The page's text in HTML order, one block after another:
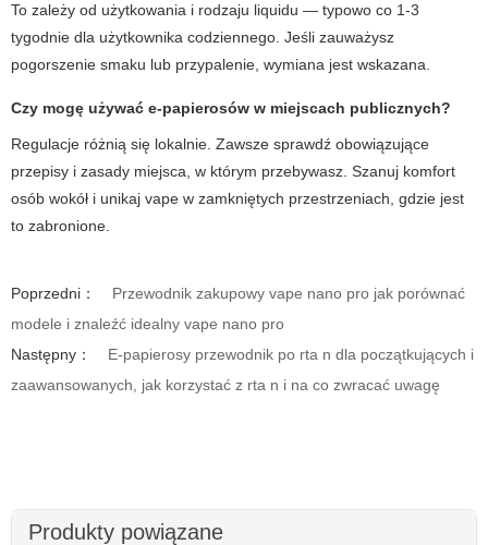
To zależy od użytkowania i rodzaju liquidu — typowo co 1-3
tygodnie dla użytkownika codziennego. Jeśli zauważysz
pogorszenie smaku lub przypalenie, wymiana jest wskazana.
Czy mogę używać e-papierosów w miejscach publicznych?
Regulacje różnią się lokalnie. Zawsze sprawdź obowiązujące
przepisy i zasady miejsca, w którym przebywasz. Szanuj komfort
osób wokół i unikaj vape w zamkniętych przestrzeniach, gdzie jest
to zabronione.
Poprzedni：
Przewodnik zakupowy vape nano pro jak porównać
modele i znaleźć idealny vape nano pro
Następny：
E-papierosy przewodnik po rta n dla początkujących i
zaawansowanych, jak korzystać z rta n i na co zwracać uwagę
Produkty powiązane